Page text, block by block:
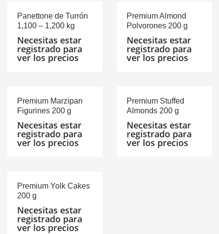
Panettone de Turrón
1,100 – 1,200 kg
Necesitas estar
registrado para
ver los precios
Premium Almond
Polvorones 200 g
Necesitas estar
registrado para
ver los precios
Premium Marzipan
Figurines 200 g
Necesitas estar
registrado para
ver los precios
Premium Stuffed
Almonds 200 g
Necesitas estar
registrado para
ver los precios
Premium Yolk Cakes
200 g
Necesitas estar
registrado para
ver los precios